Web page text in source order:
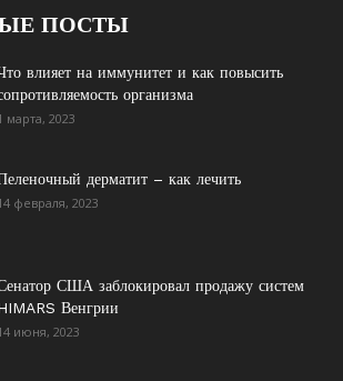
ПОСТЫ
влияет на иммунитет и как повысить
организма
марта, 2023
дерматит – как лечить
февраля, 2023
США заблокировал продажу систем
Венгрии
июня, 2023